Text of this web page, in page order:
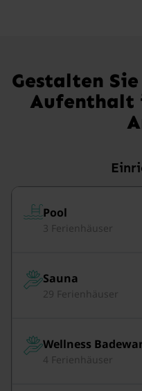
Gestalten
Aufenthalt
Pool
3 Ferienhäuser
Sauna
29 Ferienhäuser
Wellness
4 Ferienhäuser